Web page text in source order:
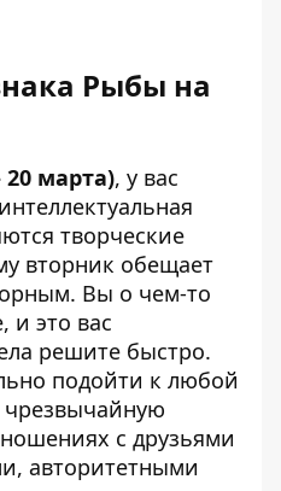
Рыбы на
марта), у вас
творческие
вторник обещает
Вы о чем-то
и это вас
решите быстро.
подойти к любой
с друзьями
авторитетными